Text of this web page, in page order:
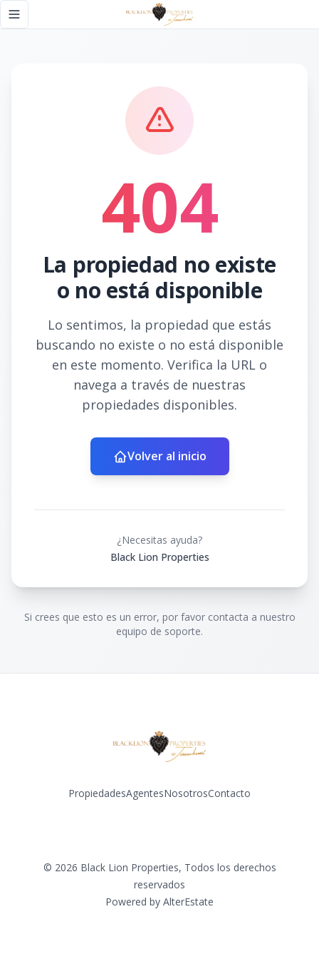
Toggle navigation menu
404
La propiedad no existe
o no está disponible
Lo sentimos, la propiedad que estás
buscando no existe o no está disponible
en este momento. Verifica la URL o
navega a través de nuestras
propiedades disponibles.
Volver al inicio
¿Necesitas ayuda?
Black Lion Properties
Si crees que esto es un error, por favor contacta a nuestro
equipo de soporte.
PropiedadesAgentesNosotrosContacto
© 2026 Black Lion Properties, Todos los derechos
reservados
Powered by AlterEstate
Página no encontrada - Black Lion Properties